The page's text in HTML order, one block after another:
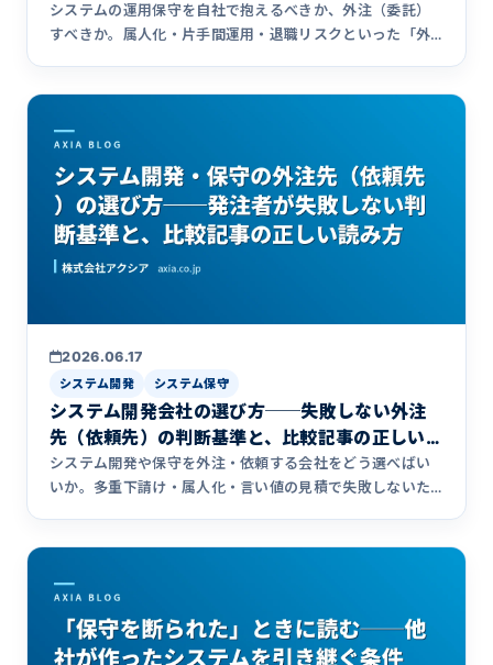
システムの運用保守を自社で抱えるべきか、外注（委託）
すべきか。属人化・片手間運用・退職リスクといった「外
説します。
2026.06.17
システム開発 システム保守
システム開発会社の選び方──失敗しない外注
先（依頼先）の判断基準と、比較記事の正しい
読み方
システム開発や保守を外注・依頼する会社をどう選べばい
いか。多重下請け・属人化・言い値の見積で失敗しないた
解説します。